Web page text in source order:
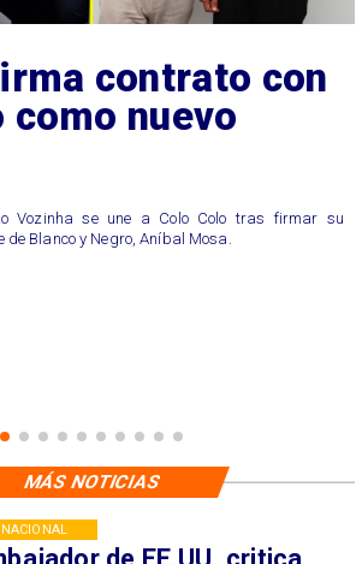
contrato con
como nuevo
Vozinha se une a Colo Colo tras firmar su
Blanco y Negro, Aníbal Mosa.
NACIONAL
MÁS NOTICIAS